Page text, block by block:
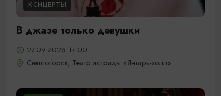
КОНЦЕРТЫ
В джазе только девушки
27.09.2026 17:00
Светлогорск, Театр эстрады «Янтарь-холл»